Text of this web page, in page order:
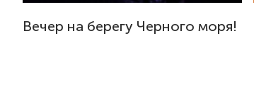
Вечер на берегу Черного моря!